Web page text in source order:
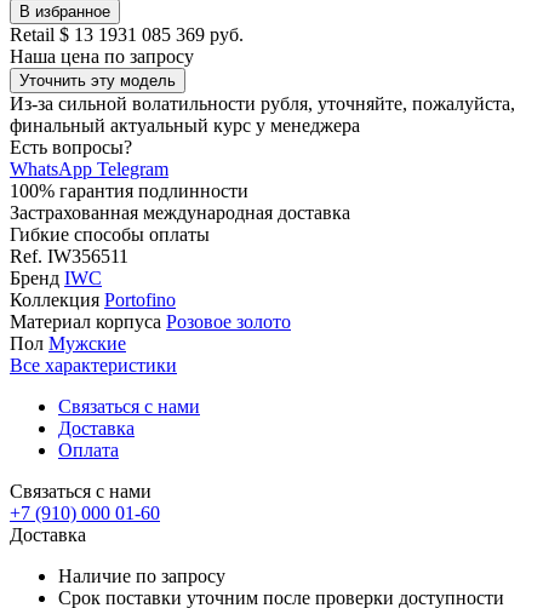
В избранное
Retail $ 13 1931 085 369 руб.
Наша цена по запросу
Уточнить эту модель
Из-за сильной волатильности рубля, уточняйте, пожалуйста,
финальный актуальный курс у менеджера
Есть вопросы?
WhatsApp Telegram
100% гарантия подлинности
Застрахованная международная доставка
Гибкие способы оплаты
Ref. IW356511
Бренд IWC
Коллекция Portofino
Материал корпуса Розовое золото
Пол Мужские
Все характеристики
Связаться с нами
Доставка
Оплата
Связаться с нами
+7 (910) 000 01-60
Доставка
Наличие по запросу
Срок поставки уточним после проверки доступности